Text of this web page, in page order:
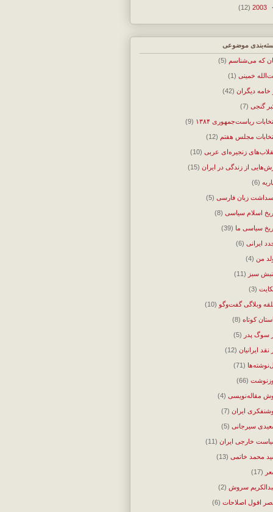
2003
(12)
موضوعی
که می‌شناسم (5)
خمینی (1)
خامه دیگران (42)
گنجی (7)
ریاست‌جمهوری ۱۳۸۴ (9)
مجلس هفتم (12)
زنجیره‌ای عربی (10)
از زندگی در ایران (15)
(6)
زبان فارسی (5)
اسلام سیاسی (8)
سیاسی ما (39)
ایرانی (6)
من (4)
سبز (11)
(3)
وبلاگی گفت‌وگو (10)
کوتاه (8)
سوگ پدر (5)
نقد ایرانیان (12)
(71)
(66)
مقاله‌نویسی (4)
ایران (7)
سیرجانی (5)
خارجی ایران (11)
محمد خاتمی (13)
(17)
سروش (2)
افول اصلاحات (6)